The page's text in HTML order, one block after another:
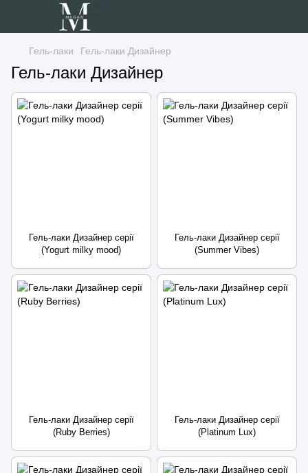
Гель-лаки Гель-лаки Дизайнер
Гель-лаки Дизайнер
Гель-лаки Дизайнер серії
(Yogurt milky mood)
Гель-лаки Дизайнер серії
(Summer Vibes)
Гель-лаки Дизайнер серії
(Ruby Berries)
Гель-лаки Дизайнер серії
(Platinum Lux)